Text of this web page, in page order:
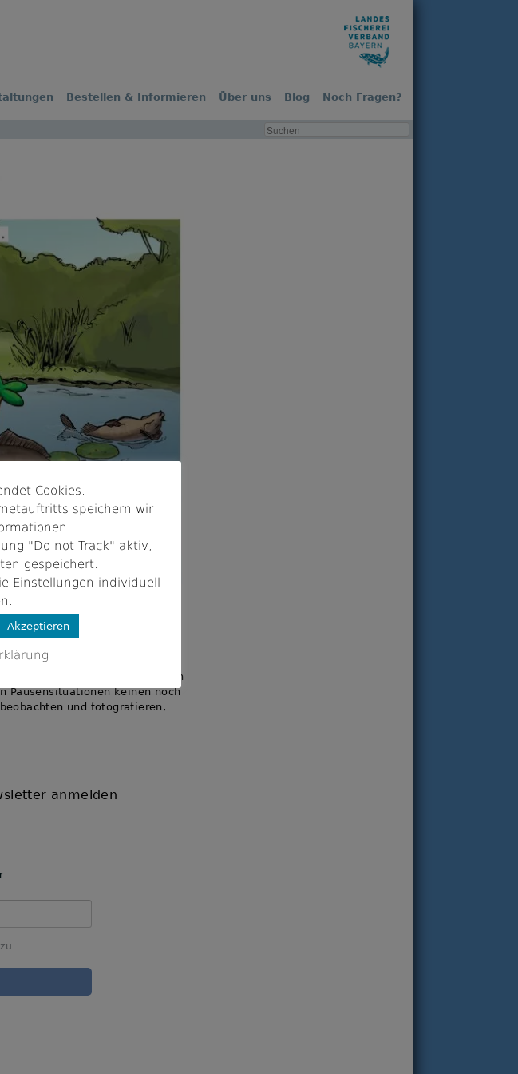
Bestellen & Informieren Über uns Blog Noch Fragen?
andere große Weißfische
zu sonnen. Sie bewegen sich
Pausensituationen keinen noch
und fotografieren,
anmelden
zu.
Cookies.
speichern wir
"Do not Track" aktiv,
gespeichert.
Einstellungen individuell
Akzeptieren